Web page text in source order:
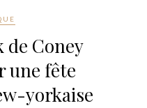
de Coney
une fête
yorkaise